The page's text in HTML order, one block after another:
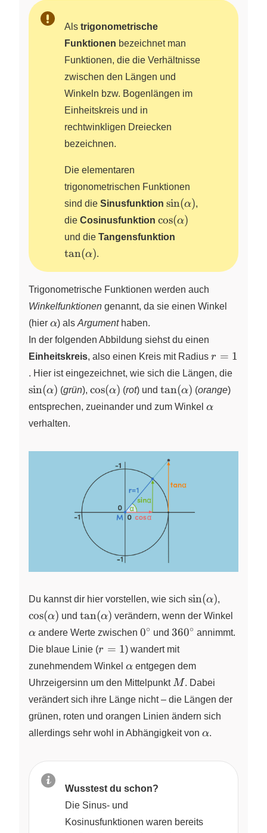
Als trigonometrische
Funktionen bezeichnet man
Funktionen, die die Verhältnisse
zwischen den Längen und
Winkeln bzw. Bogenlängen im
Einheitskreis und in
rechtwinkligen Dreiecken
bezeichnen.
Die elementaren
trigonometrischen Funktionen
sind die Sinusfunktion \sin(\alpha)
sin(α),
die Cosinusfunktion \cos(\alpha)
cos(α)
und die Tangensfunktion
tan(α).
Trigonometrische Funktionen werden auch
Winkelfunktionen genannt, da sie einen Winkel
(hier \alpha
α) alsArgumenthaben.
In der folgenden Abbildung siehst du einen
Einheitskreis, also einen Kreis mit Radius r
=
r = 1
. Hier ist eingezeichnet, wie sich die Längen, die
\sin(\alpha)
sin(α) (grün), \cos(\alpha)
cos(α) (rot) und\tan(\alpha)
tan(α) (orange)
entsprechen, zueinander und zum Winkel \alpha
α
verhalten.
Du kannst dir hier vorstellen, wie sich \sin(\alpha)
sin(α),
cos(α) und\tan(\alpha)
tan(α) verändern, wenn der Winkel
α andere Werte zwischen0^\circ
0∘ und360^\circ
360∘ annimmt.
Die blaue Linie (r
=
r = 1) wandert mit
zunehmendem Winkel \alpha
α entgegen dem
Uhrzeigersinn um den Mittelpunkt M
M. Dabei
verändert sich ihre Länge nicht – die Längen der
grünen, roten und orangen Linien ändern sich
allerdings sehr wohl in Abhängigkeit von \alpha
α.
Wusstest du schon?
Die Sinus- und
Kosinusfunktionen waren bereits